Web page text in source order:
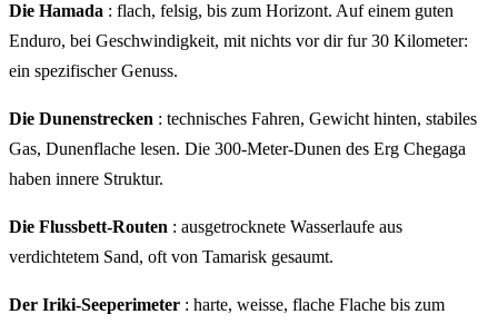
Die Hamada : flach, felsig, bis zum Horizont. Auf einem guten
Enduro, bei Geschwindigkeit, mit nichts vor dir fur 30 Kilometer:
ein spezifischer Genuss.
Die Dunenstrecken : technisches Fahren, Gewicht hinten, stabiles
Gas, Dunenflache lesen. Die 300-Meter-Dunen des Erg Chegaga
haben innere Struktur.
Die Flussbett-Routen : ausgetrocknete Wasserlaufe aus
verdichtetem Sand, oft von Tamarisk gesaumt.
Der Iriki-Seeperimeter : harte, weisse, flache Flache bis zum